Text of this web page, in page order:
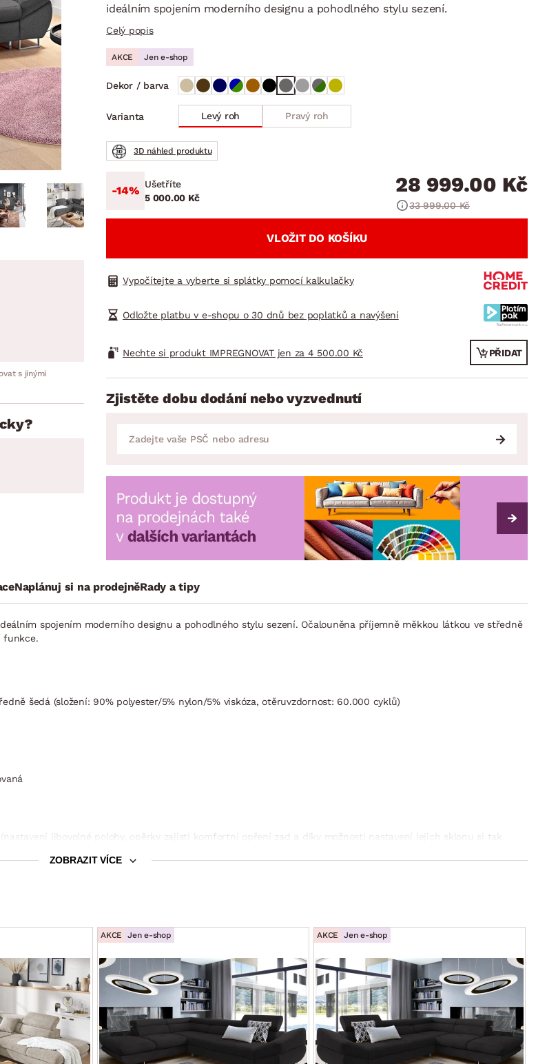
DOMÁCÍ SPOTŘEBIČE ZAHRADNÍ DOPLŇKY VÁNOCE
Zahradní doplňky
ideálním spojením moderního designu a pohodlného stylu sezení.
Celý popis
AKCE Jen e-shop
Dekor / barva
Varianta Levý roh Pravý roh
3D náhled produktu
-14% Ušetříte
5 000.00 Kč
28 999.00 Kč
33 999.00 Kč
VLOŽIT DO KOŠÍKU
Vypočítejte a vyberte si splátky pomocí kalkulačky
Odložte platbu v e-shopu o 30 dnů bez poplatků a navýšení
Nechte si produkt IMPREGNOVAT jen za 4 500.00 Kč PŘIDAT
Zjistěte dobu dodání nebo vyzvednutí
s jinými
Naplánuj si na prodejněRady a tipy
spojením moderního designu a pohodlného stylu sezení. Očalouněna příjemně měkkou látkou ve středně
funkce.
šedá (složení: 90% polyester/5% nylon/5% viskóza, otěruvzdornost: 60.000 cyklů)
libovolné polohy, opěrky zajistí komfortní opření zad a díky možnosti nastavení jejich sklonu si tak
konstrukce kov/dřevo, na kolečkách pro snazší manipulaci, látkové madlo, plocha lůžka potažena
ZOBRAZIT VÍCE
AKCE Jen e-shop AKCE Jen e-shop